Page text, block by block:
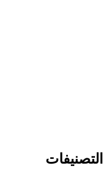
التصنيفات